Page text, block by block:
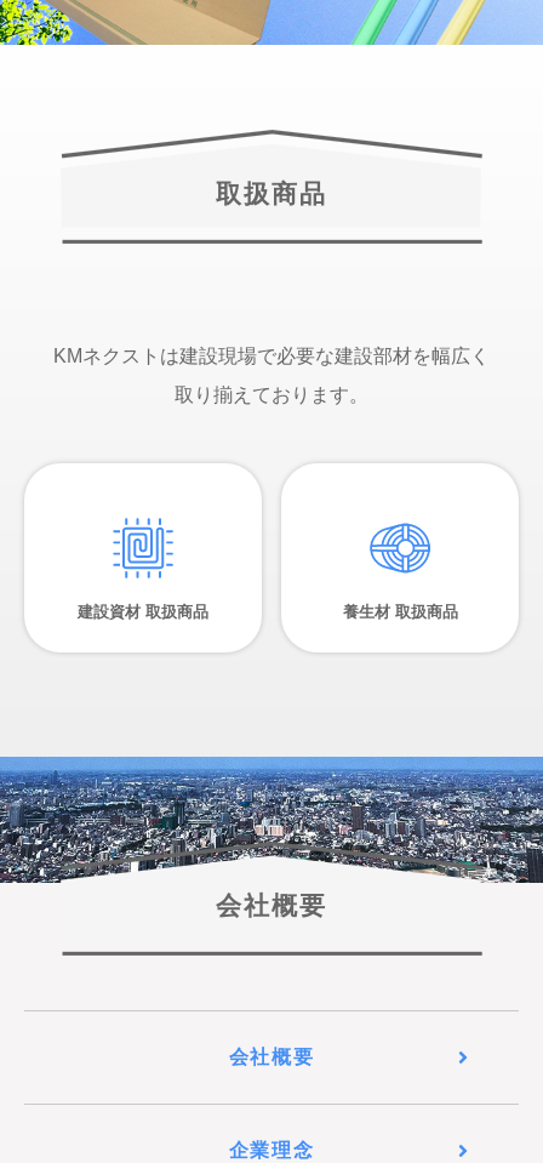
取扱商品
KMネクストは建設現場で必要な建設部材を幅広く
取り揃えております。
建設資材 取扱商品 養生材 取扱商品
会社概要
会社概要
企業理念